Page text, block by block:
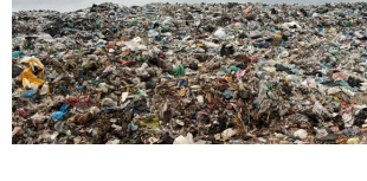
Quốc hội
Nhận diện sự thật
Giáo dục
Dấu ấn
Việc làm
Biển đảo